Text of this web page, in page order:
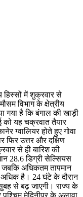
हिस्सों में शुक्रवार से
विभाग के क्षेत्रीय
गया है कि बंगाल की खाड़ी
को यह चक्रवात तैयार
ग्वालियर होते हुए गोवा
फिर उत्तर और दक्षिण
से ही बारिश की
28.6 डिग्री सेल्सियस
जबकि अधिकतम तापमान
अधिक है। 24 घंटे के दौरान
सुबह से बढ़ जाएगी। राज्य के
पश्चिम मेदिनीपुर के अलावा